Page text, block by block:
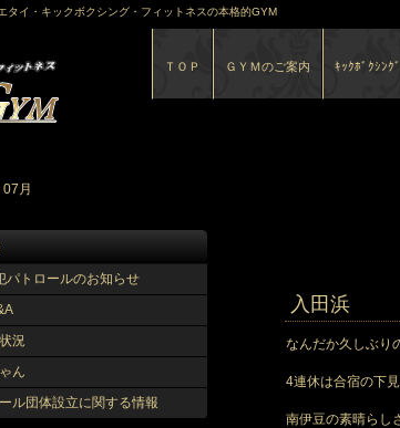
タイ・キックボクシング・フィットネスの本格的GYM
ＴＯＰ ＧＹＭのご案内 ｷｯｸﾎﾞｸｼﾝｸﾞ
07月
入田浜
なんだか久しぶり
4連休は合宿の下
南伊豆の素晴らし
パトロールのお知らせ
況
ん
ル団体設立に関する情報